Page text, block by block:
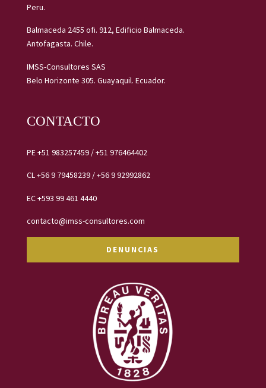
Peru.
Balmaceda 2455 ofi. 912, Edificio Balmaceda.
Antofagasta. Chile.
IMSS-Consultores SAS
Belo Horizonte 305. Guayaquil. Ecuador.
CONTACTO
PE+51 983257459/+51 976464402
CL+56 9 79458239 /+56 9 92992862
EC+593 99 461 4440
contacto@imss-consultores.com
DENUNCIAS